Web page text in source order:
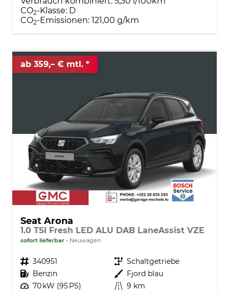
CO2-Klasse: D
CO2-Emissionen: 121,00 g/km
ab 359,– € mtl.
Seat Arona
1.0 TSI Fresh LED ALU DAB LaneAssist VZE
sofort lieferbar Neuwagen
Fahrzeugnr. 340951 Getriebe Schaltgetriebe
Kraftstoff Benzin Außenfarbe Fjord blau
Leistung 70 kW (95 PS) Kilometerstand 9 km